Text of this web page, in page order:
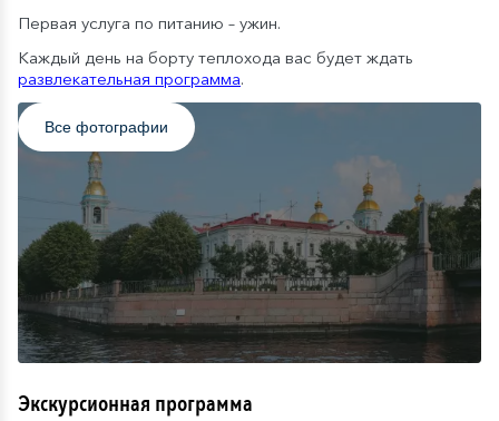
Первая услуга по питанию – ужин.
Каждый день на борту теплохода вас будет ждать
развлекательная программа.
Все фотографии
Экскурсионная программа